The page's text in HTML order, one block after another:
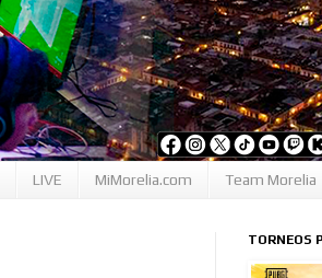
LIVE MiMorelia.com Team Morelia
TORNEOS